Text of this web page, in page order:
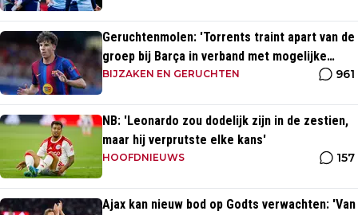
Geruchtenmolen: 'Torrents traint apart van de
groep bij Barça in verband met mogelijke
transfer'
BIJZAKEN EN GERUCHTEN 961
NB: 'Leonardo zou dodelijk zijn in de zestien,
maar hij verprutste elke kans'
HOOFDNIEUWS 157
Ajax kan nieuw bod op Godts verwachten: 'Van